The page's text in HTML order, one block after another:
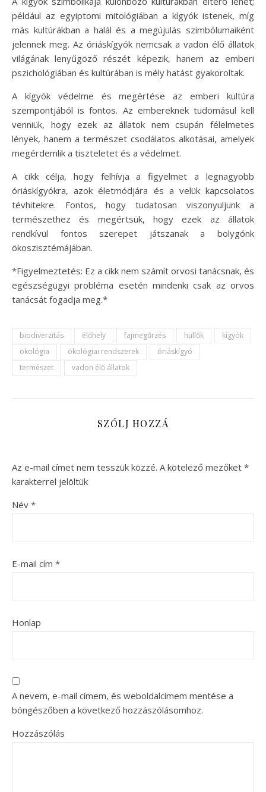
például az egyiptomi mitológiában a kígyók istenek, míg
más kultúrákban a halál és a megújulás szimbólumaiként
jelennek meg. Az óriáskígyók nemcsak a vadon élő állatok
világának lenyűgöző részét képezik, hanem az emberi
pszichológiában és kultúrában is mély hatást gyakoroltak.
A kígyók védelme és megértése az emberi kultúra
szempontjából is fontos. Az embereknek tudomásul kell
venniük, hogy ezek az állatok nem csupán félelmetes
lények, hanem a természet csodálatos alkotásai, amelyek
megérdemlik a tiszteletet és a védelmet.
A cikk célja, hogy felhívja a figyelmet a legnagyobb
óriáskígyókra, azok életmódjára és a velük kapcsolatos
tévhitekre. Fontos, hogy tudatosan viszonyuljunk a
természethez és megértsük, hogy ezek az állatok
rendkívül fontos szerepet játszanak a bolygónk
ökoszisztémájában.
*Figyelmeztetés: Ez a cikk nem számít orvosi tanácsnak, és
egészségügyi probléma esetén mindenki csak az orvos
tanácsát fogadja meg.*
biodiverzitás élőhely fajmegőrzés hüllők
kígyók
ökológia
ökológiai rendszerek
óriáskígyó
természet
vadon élő állatok
SZÓLJ HOZZÁ
Az e-mail címet nem tesszük közzé. A kötelező mezőket *
karakterrel jelöltük
Név *
E-mail cím *
Honlap
A nevem, e-mail címem, és weboldalcímem mentése a
böngészőben a következő hozzászólásomhoz.
Hozzászólás